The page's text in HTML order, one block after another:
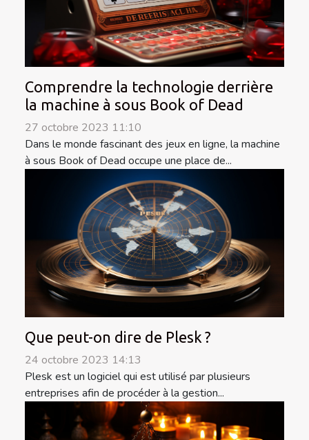
Comprendre la technologie derrière
la machine à sous Book of Dead
27 octobre 2023 11:10
Dans le monde fascinant des jeux en ligne, la machine
à sous Book of Dead occupe une place de...
Que peut-on dire de Plesk ?
24 octobre 2023 14:13
Plesk est un logiciel qui est utilisé par plusieurs
entreprises afin de procéder à la gestion...